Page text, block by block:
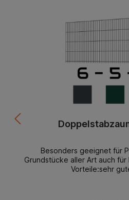
Besonders geeignet für
Grundstücke aller Art auch
Vorteile:sehr